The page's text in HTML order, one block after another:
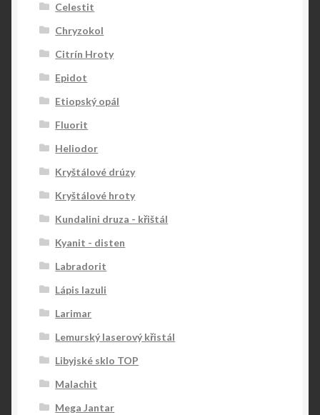
Celestit
Chryzokol
Citrín Hroty
Epidot
Etiopský opál
Fluorit
Heliodor
Kryštálové drúzy
Kryštálové hroty
Kundalini druza - křištál
Kyanit - disten
Labradorit
Lápis lazuli
Larimar
Lemurský laserový křistál
Libyjské sklo TOP
Malachit
Mega Jantar